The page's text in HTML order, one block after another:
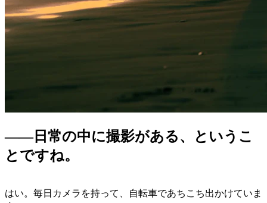
――日常の中に撮影がある、というこ
とですね。
はい。毎日カメラを持って、自転車であちこち出かけていま